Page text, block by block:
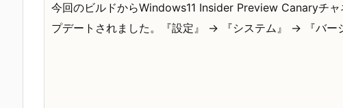
今回のビルドからWindows11 Insider Preview Canaryチ
プデートされました。『設定』 → 『システム』 → 『バー